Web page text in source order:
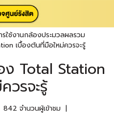
รใช้งานกล้องประมวลผลรวม
เบื้องต้นที่มือใหม่ควรจะรู้
ง Total Station
วรจะรู้
842 จำนวนผู้เข้าชม |